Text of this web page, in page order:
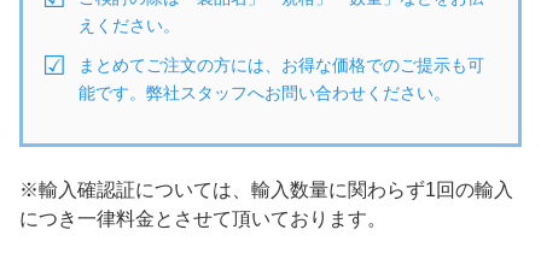
えください。
まとめてご注文の方には、お得な価格でのご提示も可
能です。弊社スタッフへお問い合わせください。
※輸入確認証については、輸入数量に関わらず1回の輸入
につき一律料金とさせて頂いております。